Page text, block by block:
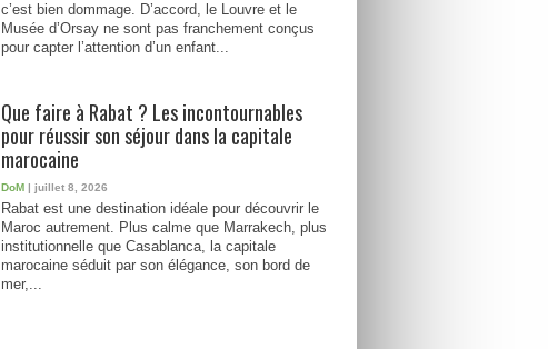
c’est bien dommage. D’accord, le Louvre et le
Musée d’Orsay ne sont pas franchement conçus
pour capter l’attention d’un enfant...
Que faire à Rabat ? Les incontournables
pour réussir son séjour dans la capitale
marocaine
DoM | juillet 8, 2026
Rabat est une destination idéale pour découvrir le
Maroc autrement. Plus calme que Marrakech, plus
institutionnelle que Casablanca, la capitale
marocaine séduit par son élégance, son bord de
mer,...